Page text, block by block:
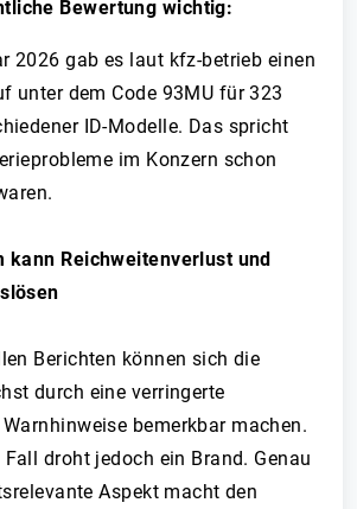
Bewertung wichtig:
2026 gab es laut kfz-betrieb einen
unter dem Code 93MU für 323
ID-Modelle. Das spricht
im Konzern schon
kann Reichweitenverlust und
Berichten können sich die
durch eine verringerte
bemerkbar machen.
droht jedoch ein Brand. Genau
Aspekt macht den